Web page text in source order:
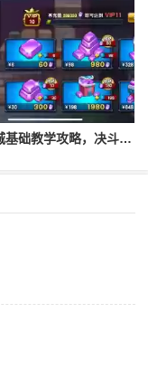
决斗之城基础教学攻略，决斗之城教学攻略2111